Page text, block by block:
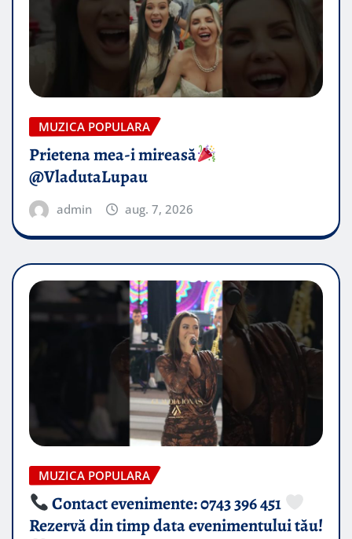
MUZICA POPULARA
Prietena mea-i mireasă​
@VladutaLupau
admin aug. 7, 2026
MUZICA POPULARA
Contact evenimente: 0743 396 451
Rezervă din timp data evenimentului tău!